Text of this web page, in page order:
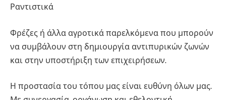
Ραντιστικά
Φρέζες ή άλλα αγροτικά παρελκόμενα που μπορούν
να συμβάλουν στη δημιουργία αντιπυρικών ζωνών
και στην υποστήριξη των επιχειρήσεων.
Η προστασία του τόπου μας είναι ευθύνη όλων μας.